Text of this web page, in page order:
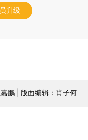
升级
鹏 | 版面编辑：肖子何